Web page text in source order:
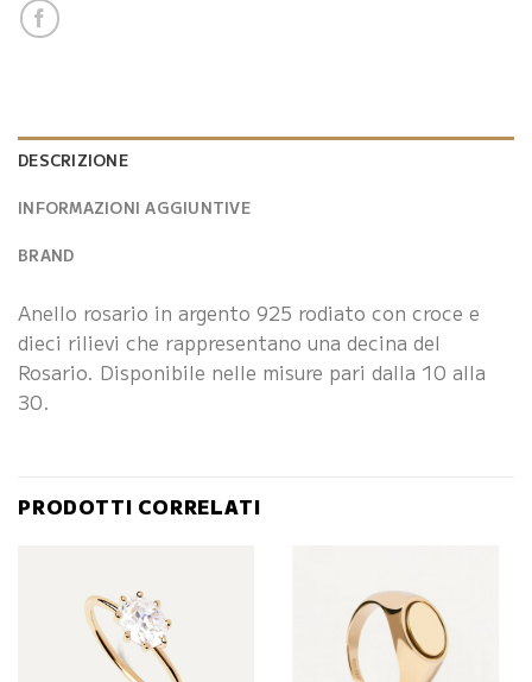
DESCRIZIONE
INFORMAZIONI AGGIUNTIVE
BRAND
Anello rosario in argento 925 rodiato con croce e
dieci rilievi che rappresentano una decina del
Rosario. Disponibile nelle misure pari dalla 10 alla
30.
PRODOTTI CORRELATI